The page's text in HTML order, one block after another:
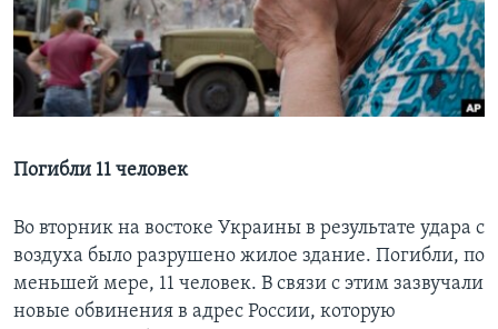
Learning English
СОЦИАЛЬНЫЕ СЕТИ
Погибли 11 человек
Во вторник на востоке Украины в результате удара с
воздуха было разрушено жилое здание. Погибли, по
меньшей мере, 11 человек. В связи с этим зазвучали
новые обвинения в адрес России, которую